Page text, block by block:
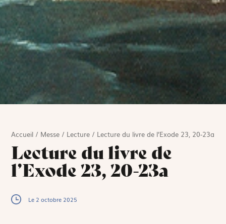
Accueil / Messe / Lecture / Lecture du livre de l’Exode 23, 20-23a
Lecture du livre de
l’Exode 23, 20-23a
Le 2 octobre 2025